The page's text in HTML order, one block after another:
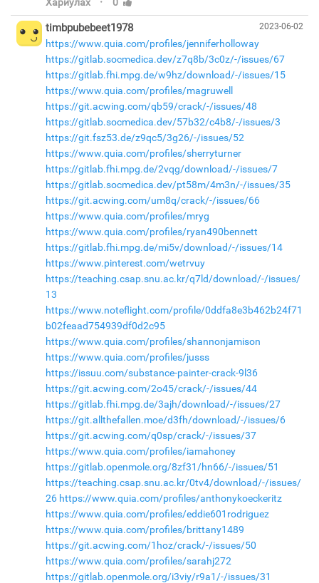
2023-06-02
timbpubebeet1978
https://www.quia.com/profiles/jenniferholloway
https://gitlab.socmedica.dev/z7q8b/3c0z/-/issues/67
https://gitlab.fhi.mpg.de/w9hz/download/-/issues/15
https://www.quia.com/profiles/magruwell
https://git.acwing.com/qb59/crack/-/issues/48
https://gitlab.socmedica.dev/57b32/c4b8/-/issues/3
https://git.fsz53.de/z9qc5/3g26/-/issues/52
https://www.quia.com/profiles/sherryturner
https://gitlab.fhi.mpg.de/2vqg/download/-/issues/7
https://gitlab.socmedica.dev/pt58m/4m3n/-/issues/35
https://git.acwing.com/um8q/crack/-/issues/66
https://www.quia.com/profiles/mryg
https://www.quia.com/profiles/ryan490bennett
https://gitlab.fhi.mpg.de/mi5v/download/-/issues/14
https://www.pinterest.com/wetrvuy
https://teaching.csap.snu.ac.kr/q7ld/download/-/issues/
13
https://www.noteflight.com/profile/0ddfa8e3b462b24f71
b02feaad754939df0d2c95
https://www.quia.com/profiles/shannonjamison
https://www.quia.com/profiles/jusss
https://issuu.com/substance-painter-crack-9l36
https://git.acwing.com/2o45/crack/-/issues/44
https://gitlab.fhi.mpg.de/3ajh/download/-/issues/27
https://git.allthefallen.moe/d3fh/download/-/issues/6
https://git.acwing.com/q0sp/crack/-/issues/37
https://www.quia.com/profiles/iamahoney
https://gitlab.openmole.org/8zf31/hn66/-/issues/51
https://teaching.csap.snu.ac.kr/0tv4/download/-/issues/
26 https://www.quia.com/profiles/anthonykoeckeritz
https://www.quia.com/profiles/eddie601rodriguez
https://www.quia.com/profiles/brittany1489
https://git.acwing.com/1hoz/crack/-/issues/50
https://www.quia.com/profiles/sarahj272
https://gitlab.openmole.org/i3viy/r9a1/-/issues/31